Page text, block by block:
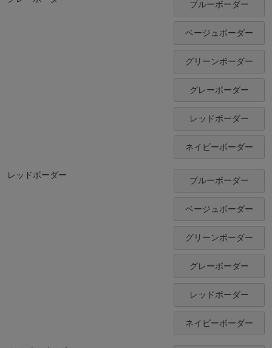
ブルーボーダー
ベージュボーダー
グリーンボーダー
グレーボーダー
レッドボーダー
ネイビーボーダー
レッドボーダー
ブルーボーダー
ベージュボーダー
グリーンボーダー
グレーボーダー
レッドボーダー
ネイビーボーダー